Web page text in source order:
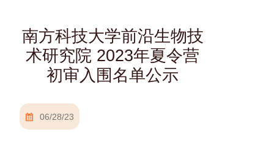
南方科技大学前沿生物技
术研究院 2023年夏令营
初审入围名单公示
06/28/23